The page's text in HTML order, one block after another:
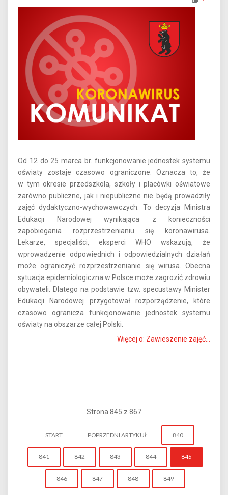
Od 12 do 25 marca br. funkcjonowanie jednostek systemu
oświaty zostaje czasowo ograniczone. Oznacza to, że
w tym okresie przedszkola, szkoły i placówki oświatowe
zarówno publiczne, jak i niepubliczne nie będą prowadziły
zajęć dydaktyczno-wychowawczych. To decyzja Ministra
Edukacji Narodowej wynikająca z konieczności
zapobiegania rozprzestrzenianiu się koronawirusa.
Lekarze, specjaliści, eksperci WHO wskazują, że
wprowadzenie odpowiednich i odpowiedzialnych działań
może ograniczyć rozprzestrzenianie się wirusa. Obecna
sytuacja epidemiologiczna w Polsce może zagrozić zdrowiu
obywateli. Dlatego na podstawie tzw. specustawy Minister
Edukacji Narodowej przygotował rozporządzenie, które
czasowo ogranicza funkcjonowanie jednostek systemu
oświaty na obszarze całej Polski.
Więcej o: Zawieszenie zajęć...
Strona 845 z 867
START POPRZEDNI ARTYKUŁ 840
841 842 843 844 845
846 847 848 849